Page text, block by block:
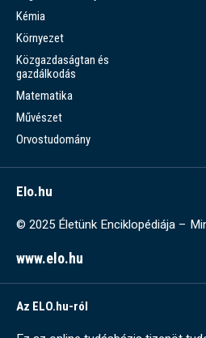
Kémia
Környezet
Közgazdaságtan és
gazdálkodás
Matematika
Művészet
Orvostudomány
Elo.hu
© 2025 Életünk Enciklopédiája –
www.elo.hu
Az ELO.hu-ról